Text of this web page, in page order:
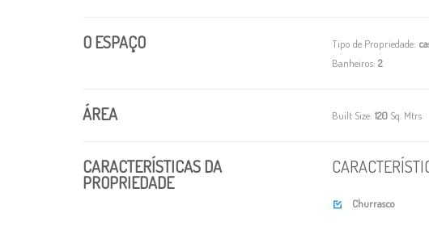
O ESPAÇO Tipo de Propriedade:
Banheiros: 2
ÁREA Built Size: 120 Sq. Mtrs
CARACTERÍSTICAS DA
PROPRIEDADE
 Churrasco